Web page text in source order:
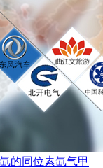
氙的同位素氙气甲